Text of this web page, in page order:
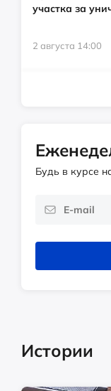
участка за
2 августа 14:00
Будь в курсе
Истории